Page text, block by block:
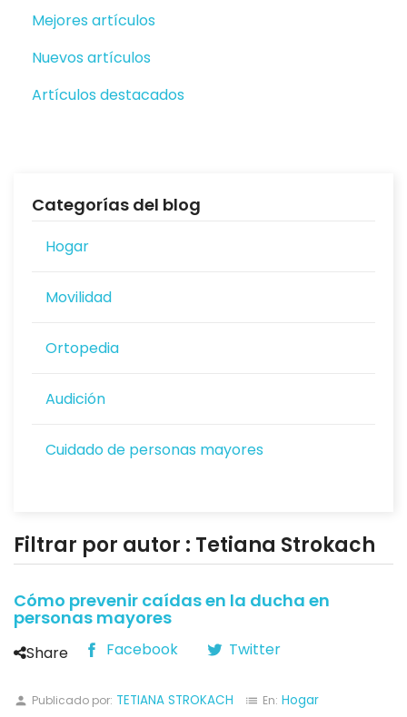
Mejores artículos
Nuevos artículos
Artículos destacados
Categorías del blog
Hogar
Movilidad
Ortopedia
Audición
Cuidado de personas mayores
Filtrar por autor : Tetiana Strokach
Cómo prevenir caídas en la ducha en
personas mayores
Share Facebook Twitter
person Publicado por: TETIANA STROKACH list En: Hogar